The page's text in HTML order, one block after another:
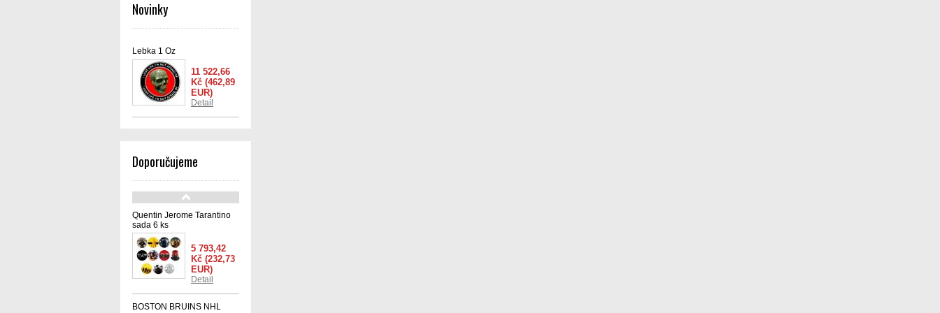
Novinky
Lebka 1 Oz
11 522,66
Kč (462,89
EUR)
Detail
Doporučujeme
Quentin Jerome Tarantino
sada 6 ks
5 793,42
Kč (232,73
EUR)
Detail
BOSTON BRUINS NHL